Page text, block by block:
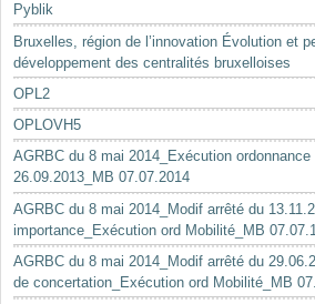
Pyblik
Bruxelles, région de l’innovation Évolution et
développement des centralités bruxelloises
OPL2
OPLOVH5
AGRBC du 8 mai 2014_Exécution
26.09.2013_MB 07.07.2014
AGRBC du 8 mai 2014_Modif arrêté du
importance_Exécution ord Mobilité_MB
AGRBC du 8 mai 2014_Modif arrêté du
de concertation_Exécution ord Mobilité_MB